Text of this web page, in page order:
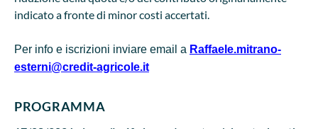
indicato a fronte di minor costi accertati.
Per info e iscrizioni inviare email a Raffaele.mitrano-
esterni@credit-agricole.it
PROGRAMMA